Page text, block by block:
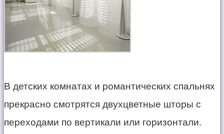
В детских комнатах и романтических спальнях
прекрасно смотрятся двухцветные шторы с
переходами по вертикали или горизонтали.